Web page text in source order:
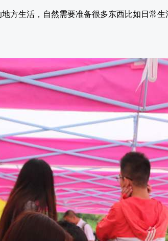
方生活，自然需要准备很多东西比如日常